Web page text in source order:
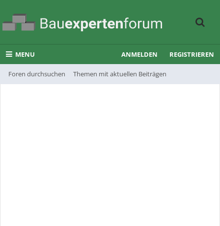
MENU
Foren durchsuchen Themen mit aktuellen Beiträgen
ANMELDEN REGISTRIEREN